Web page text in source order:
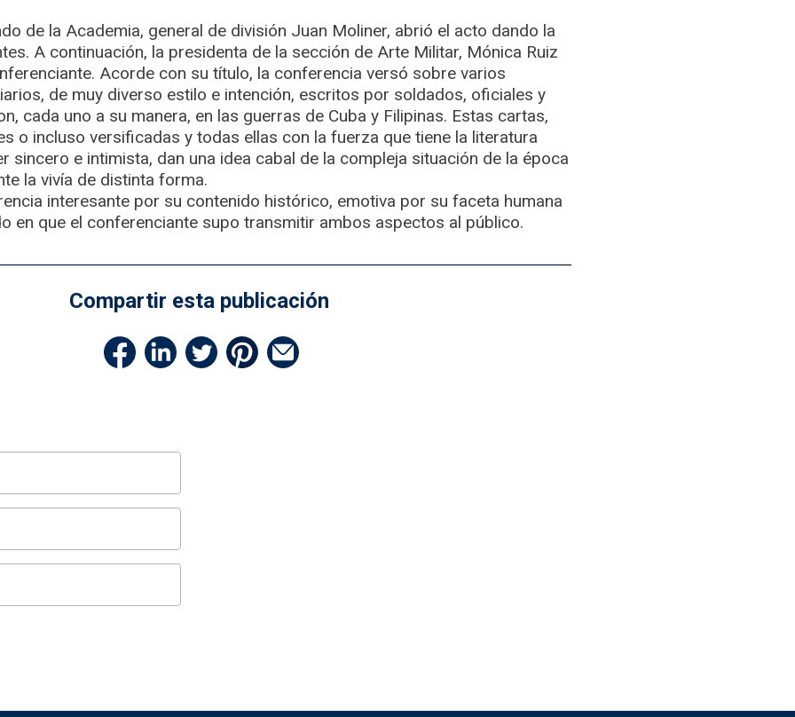
de la Academia, general de división Juan Moliner, abrió el acto dando la
A continuación, la presidenta de la sección de Arte Militar, Mónica Ruiz
Acorde con su título, la conferencia versó sobre varios
de muy diverso estilo e intención, escritos por soldados, oficiales y
cada uno a su manera, en las guerras de Cuba y Filipinas. Estas cartas,
o incluso versificadas y todas ellas con la fuerza que tiene la literatura
sincero e intimista, dan una idea cabal de la compleja situación de la época
la vivía de distinta forma.
interesante por su contenido histórico, emotiva por su faceta humana
en que el conferenciante supo transmitir ambos aspectos al público.
Compartir esta publicación